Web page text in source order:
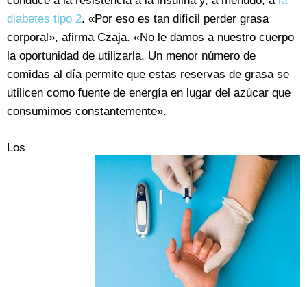
diabetes tipo 2. «Por eso es tan difícil perder grasa
corporal», afirma Czaja. «No le damos a nuestro cuerpo
la oportunidad de utilizarla. Un menor número de
comidas al día permite que estas reservas de grasa se
utilicen como fuente de energía en lugar del azúcar que
consumimos constantemente».
Los